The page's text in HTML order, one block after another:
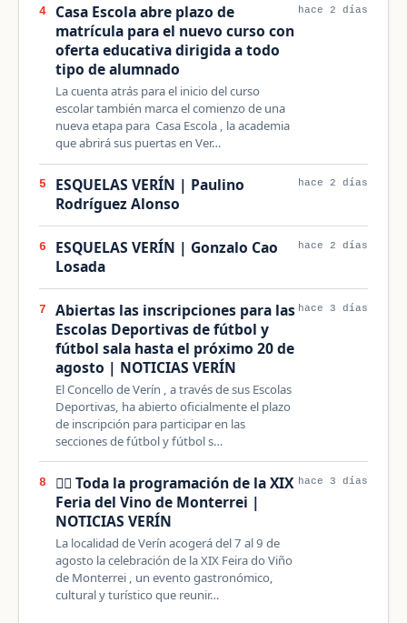
4
Casa Escola abre plazo de
matrícula para el nuevo curso con
oferta educativa dirigida a todo
tipo de alumnado
La cuenta atrás para el inicio del curso
escolar también marca el comienzo de una
nueva etapa para Casa Escola , la academia
que abrirá sus puertas en Ver…
hace 2 días
5
ESQUELAS VERÍN | Paulino
Rodríguez Alonso
hace 2 días
6
ESQUELAS VERÍN | Gonzalo Cao
Losada
hace 2 días
7
Abiertas las inscripciones para las
Escolas Deportivas de fútbol y
fútbol sala hasta el próximo 20 de
agosto | NOTICIAS VERÍN
El Concello de Verín , a través de sus Escolas
Deportivas, ha abierto oficialmente el plazo
de inscripción para participar en las
secciones de fútbol y fútbol s…
hace 3 días
8
👇🏻 Toda la programación de la XIX
Feria del Vino de Monterrei |
NOTICIAS VERÍN
La localidad de Verín acogerá del 7 al 9 de
agosto la celebración de la XIX Feira do Viño
de Monterrei , un evento gastronómico,
cultural y turístico que reunir…
hace 3 días